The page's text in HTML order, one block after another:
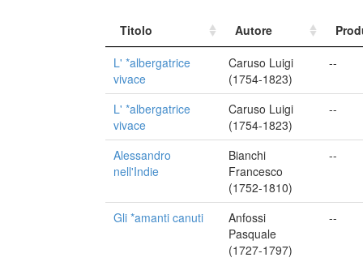
Titolo Autore
L' *albergatrice
vivace
Caruso Luigi
(1754-1823)
--
L' *albergatrice
vivace
Caruso Luigi
(1754-1823)
--
Alessandro
nell'Indie
Bianchi
Francesco
(1752-1810)
--
Gli *amanti canuti
Anfossi
Pasquale
(1727-1797)
--